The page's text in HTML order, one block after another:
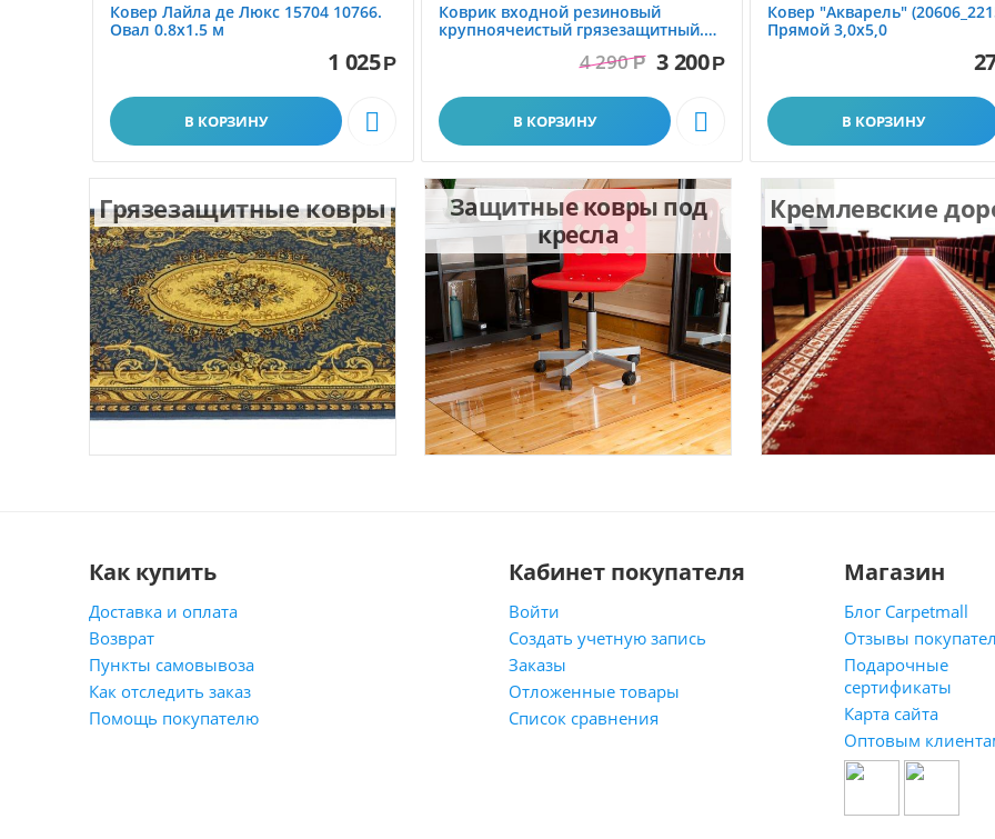
Ковер Лайла де Люкс 15704 10766.
Овал 0.8x1.5 м
1 025Р
В КОРЗИНУ 
Коврик вxодной резиновый
крупноячеистый грязезащитный.
4 290 Р 3 200Р
В КОРЗИНУ 
Ковер "Акварель"
Прямой 3,0х5,0
В КОРЗИНУ
Грязезащитные ковры
Защитные ковры под
кресла
Кремлевские
Как купить
Доставка и оплата
Возврат
Пункты самовывоза
Как отследить заказ
Помощь покупателю
Кабинет покупателя
Войти
Создать учетную запись
Заказы
Отложенные товары
Список сравнения
Магазин
Блог Carpetmall
Отзывы
Подарочные
сертификаты
Карта сайта
Оптовым